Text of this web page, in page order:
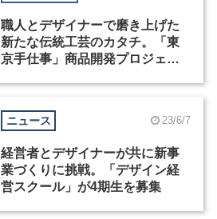
職人とデザイナーで磨き上げた
新たな伝統工芸のカタチ。「東
京手仕事」商品開発プロジェク
ニュース 23/6/7
経営者とデザイナーが共に新事
業づくりに挑戦。「デザイン経
営スクール」が4期生を募集